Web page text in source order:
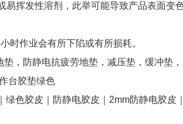
挥发性溶剂，此举可能导致产品表面变
时作业会有所下陷或有所损耗。
，防静电抗疲劳地垫，减压垫，缓冲垫
台胶垫绿色
绿色胶皮｜防静电胶皮｜2mm防静电胶皮